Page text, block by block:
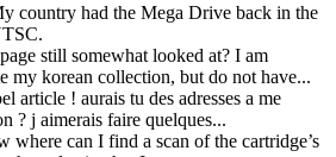
country had the Mega Drive back in the
.
still somewhat looked at? I am
my korean collection, but do not have...
article ! aurais tu des adresses a me
? j aimerais faire quelques...
where can I find a scan of the cartridge’s